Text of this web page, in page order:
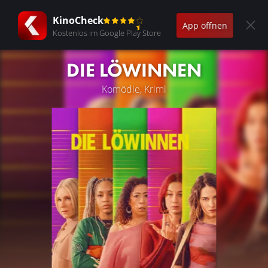
KinoCheck
Kostenlos im Google Play Store
App öffnen
DIE LÖWINNEN
Komödie, Krimi